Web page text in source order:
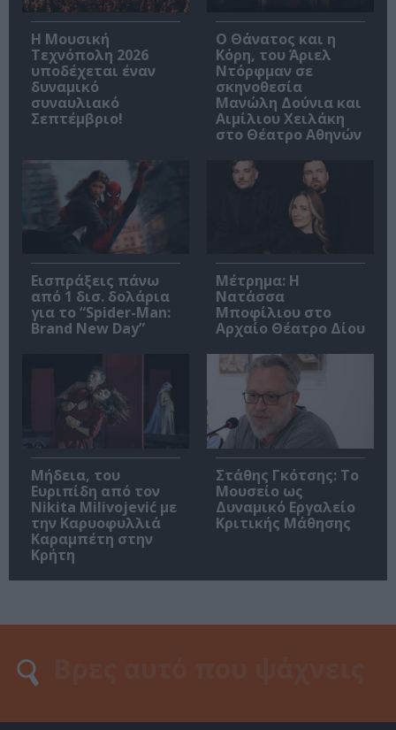
Η Μουσική
Τεχνόπολη 2026
υποδέχεται έναν
δυναμικό
συναυλιακό
Σεπτέμβριο!
Ο Θάνατος και η
Κόρη, του Άριελ
Ντόρφμαν σε
σκηνοθεσία
Μανώλη Δούνια και
Αιμίλιου Χειλάκη
στο Θέατρο Αθηνών
Εισπράξεις πάνω
από 1 δισ. δολάρια
για το “Spider-Man:
Brand New Day”
Μέτρημα: Η
Νατάσσα
Μποφίλιου στο
Αρχαίο Θέατρο Δίου
Μήδεια, του
Ευριπίδη από τον
Nikita Milivojević με
την Καρυοφυλλιά
Καραμπέτη στην
Κρήτη
Στάθης Γκότσης: Το
Μουσείο ως
Δυναμικό Εργαλείο
Κριτικής Μάθησης